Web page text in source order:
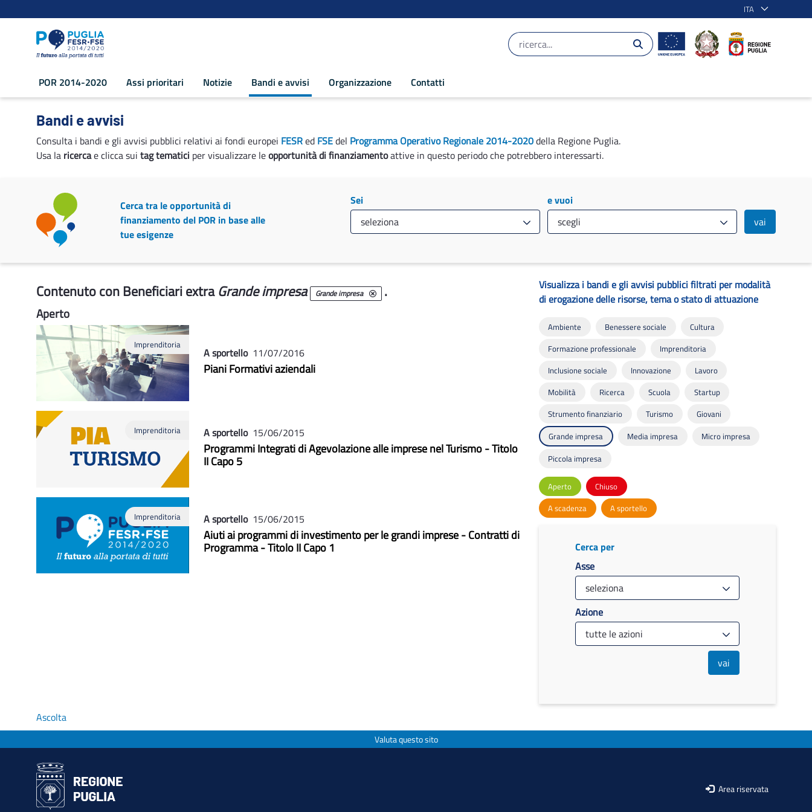
ITA
POR 2014-2020 Assi prioritari Notizie Bandi e avvisi Organizzazione Contatti
Bandi e avvisi - POR Puglia 2014-2020
Bandi e avvisi
Consulta i bandi e gli avvisi pubblici relativi ai fondi europei FESRed FSEdel Programma Operativo Regionale 2014-2020della Regione Puglia.
Usa la ricercae clicca sui tag tematici per visualizzare leopportunità di finanziamentoattive in questo periodo che potrebbero interessarti.
Cerca tra le opportunità di
finanziamento del POR in base alle
tue esigenze
Sei
e vuoi
vai
Contenuto con Beneficiari extraGrande impresa Grande impresa .
Aperto
Imprenditoria
A sportello 11/07/2016
Piani Formativi aziendali
Imprenditoria A sportello 15/06/2015
Programmi Integrati di Agevolazione alle imprese nel Turismo - Titolo
II Capo 5
Imprenditoria A sportello 15/06/2015
Aiuti ai programmi di investimento per le grandi imprese - Contratti di
Programma - Titolo II Capo 1
Visualizza i bandi e gli avvisi pubblici filtrati per modalità
di erogazione delle risorse, tema o stato di attuazione
Ambiente Benessere sociale
Cultura
Formazione professionale
Imprenditoria
Inclusione sociale
Innovazione
Lavoro
Mobilità
Ricerca Scuola
Startup
Strumento finanziario
Turismo
Giovani
Grande impresa
Media impresa
Micro impresa
Piccola impresa
Aperto
Chiuso
A scadenza
A sportello
Cerca per
Asse
Azione
vai
Ascolta
Valuta questo sito
Area riservata